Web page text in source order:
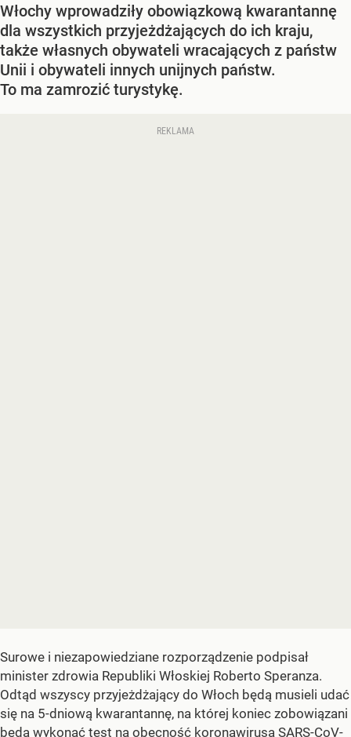
Włochy wprowadziły obowiązkową kwarantannę
dla wszystkich przyjeżdżających do ich kraju,
także własnych obywateli wracających z państw
Unii i obywateli innych unijnych państw.
To ma zamrozić turystykę.
Surowe i niezapowiedziane rozporządzenie podpisał
minister zdrowia Republiki Włoskiej Roberto Speranza.
Odtąd wszyscy przyjeżdżający do Włoch będą musieli udać
się na 5-dniową kwarantannę, na której koniec zobowiązani
będą wykonać test na obecność koronawirusa SARS-CoV-